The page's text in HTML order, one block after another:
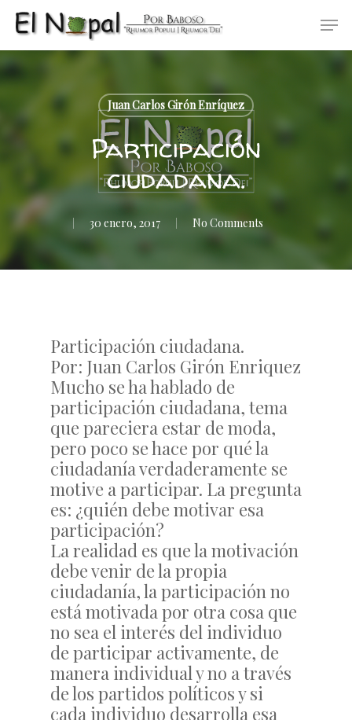
Skip
main
content
Juan Carlos Girón Enríquez
Participación
ciudadana.
30 enero, 2017 No Comments
Participación ciudadana.
Por: Juan Carlos Girón Enriquez
Mucho se ha hablado de
participación ciudadana, tema
que pareciera estar de moda,
pero poco se hace por qué la
ciudadanía verdaderamente se
motive a participar. La pregunta
es: ¿quién debe motivar esa
participación?
La realidad es que la motivación
debe venir de la propia
ciudadanía, la participación no
está motivada por otra cosa que
no sea el interés del individuo
de participar activamente, de
manera individual y no a través
de los partidos políticos y si
cada individuo desarrolla esa